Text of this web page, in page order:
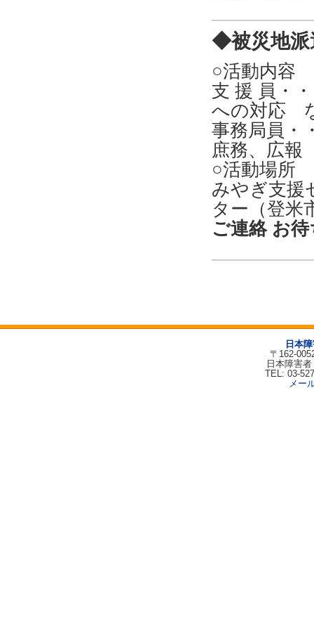
◆被災地派
○活動内容
支 援 員・
への対応
事務局員・
庶務、広
○活動場所
みやぎ支援
ター（登米
ご連絡 お
日本
〒162-
日本障害
TEL: 03-
メー